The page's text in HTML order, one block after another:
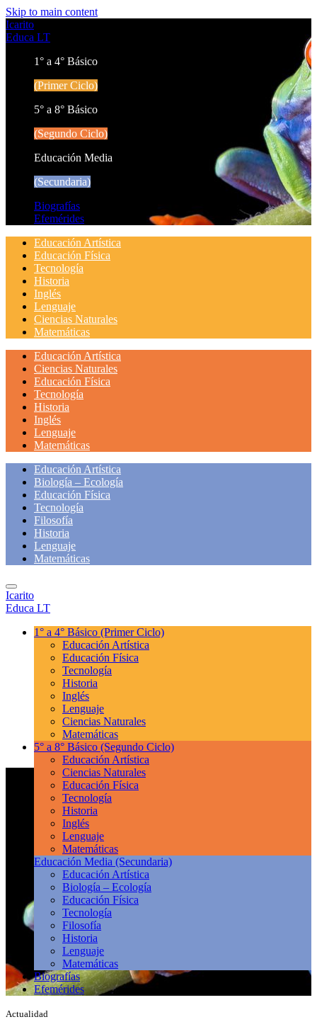
Skip to main content
Icarito
Educa LT
1° a 4° Básico
(Primer Ciclo)
5° a 8° Básico
(Segundo Ciclo)
Educación Media
(Secundaria)
Biografías
Efemérides
Educación Artística
Educación Física
Tecnología
Historia
Inglés
Lenguaje
Ciencias Naturales
Matemáticas
Educación Artística
Ciencias Naturales
Educación Física
Tecnología
Historia
Inglés
Lenguaje
Matemáticas
Educación Artística
Biología – Ecología
Educación Física
Tecnología
Filosofía
Historia
Lenguaje
Matemáticas
Icarito
Educa LT
1° a 4° Básico (Primer Ciclo)
Educación Artística
Educación Física
Tecnología
Historia
Inglés
Lenguaje
Ciencias Naturales
Matemáticas
5° a 8° Básico (Segundo Ciclo)
Educación Artística
Ciencias Naturales
Educación Física
Tecnología
Historia
Inglés
Lenguaje
Matemáticas
Educación Media (Secundaria)
Educación Artística
Biología – Ecología
Educación Física
Tecnología
Filosofía
Historia
Lenguaje
Matemáticas
Biografías
Efemérides
Actualidad